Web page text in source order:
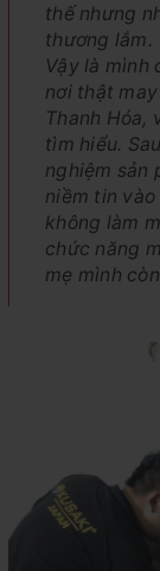
thế nhưng
thương lắm.
Vậy là mình
nơi thật
Thanh Hóa,
tìm hiểu.
nghiệm sản
niềm tin
không làm
chức năng
mẹ mình